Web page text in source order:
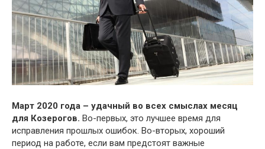
Март 2020 года – удачный во всех смыслах месяц
для Козерогов. Во-первых, это лучшее время для
исправления прошлых ошибок. Во-вторых, хороший
период на работе, если вам предстоят важные